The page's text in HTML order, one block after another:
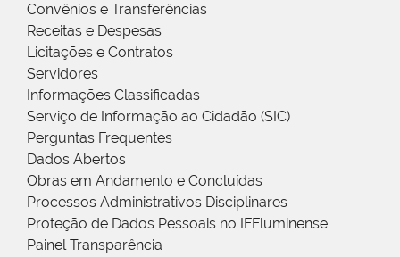
Convênios e Transferências
Receitas e Despesas
Licitações e Contratos
Servidores
Informações Classificadas
Serviço de Informação ao Cidadão (SIC)
Perguntas Frequentes
Dados Abertos
Obras em Andamento e Concluídas
Processos Administrativos Disciplinares
Proteção de Dados Pessoais no IFFluminense
Painel Transparência